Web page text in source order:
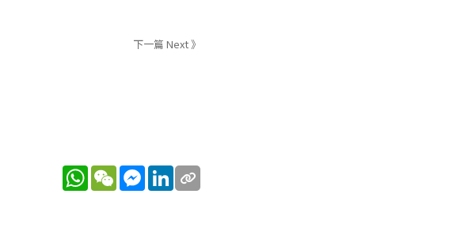
下一篇 Next 》
WhatsApp
WeChatMessenger
LinkedIn